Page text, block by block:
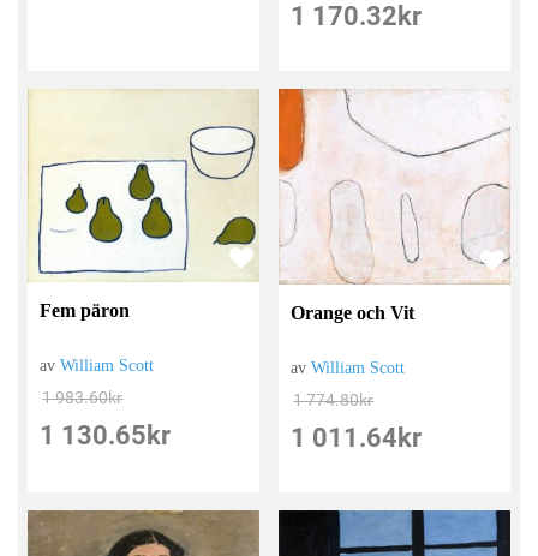
1 170.32 kr
Fem päron
avWilliam Scott
1 983.60kr
1 130.65 kr
Orange och Vit
avWilliam Scott
1 774.80kr
1 011.64 kr